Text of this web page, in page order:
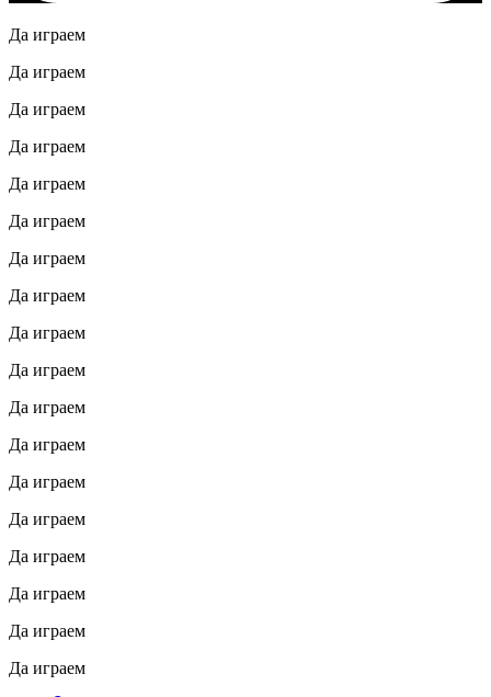
Да играем
Да играем
Да играем
Да играем
Да играем
Да играем
Да играем
Да играем
Да играем
Да играем
Да играем
Да играем
Да играем
Да играем
Да играем
Да играем
Да играем
Да играем